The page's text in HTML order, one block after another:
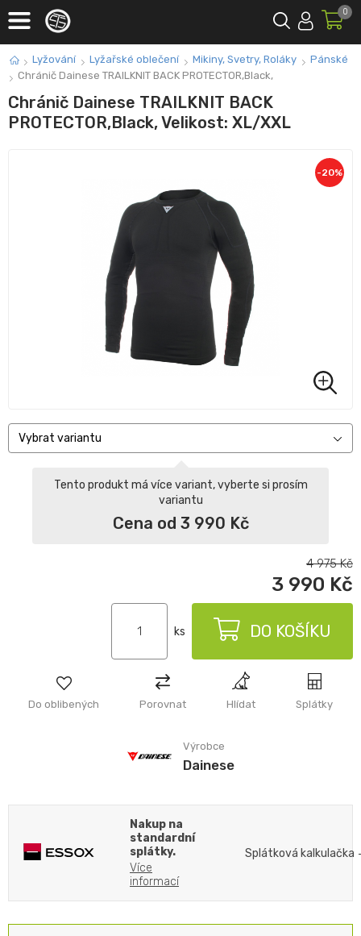
0
Lyžování Lyžařské oblečení Mikiny, Svetry, Roláky
Pánské
Chránič Dainese TRAILKNIT BACK PROTECTOR,Black,
Chránič Dainese TRAILKNIT BACK
PROTECTOR,Black, Velikost: XL/XXL
-20%
Výrobce
Dainese
Do oblibených Porovnat Hlídat Splátky
Vybrat variantu
Tento produkt má více variant, vyberte si prosím
variantu
Cena od 3 990 Kč
4 975Kč
3 990 Kč
ks DO KOŠÍKU
Nakup na
standardní
splátky.
Více
informací
Splátková kalkulačka